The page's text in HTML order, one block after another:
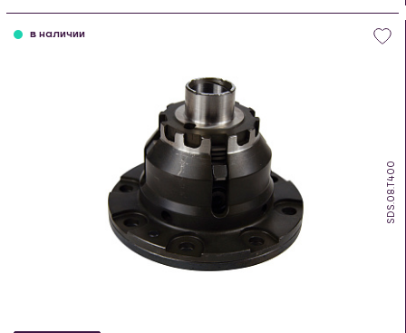
SDS.08.T400
в наличии